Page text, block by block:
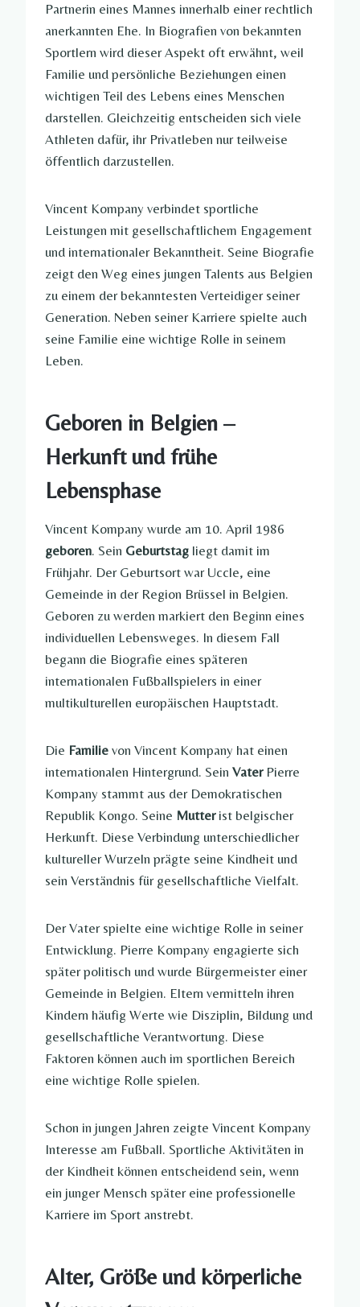
Partnerin eines Mannes innerhalb einer rechtlich
anerkannten Ehe. In Biografien von bekannten
Sportlern wird dieser Aspekt oft erwähnt, weil
Familie und persönliche Beziehungen einen
wichtigen Teil des Lebens eines Menschen
darstellen. Gleichzeitig entscheiden sich viele
Athleten dafür, ihr Privatleben nur teilweise
öffentlich darzustellen.
Vincent Kompany verbindet sportliche
Leistungen mit gesellschaftlichem Engagement
und internationaler Bekanntheit. Seine Biografie
zeigt den Weg eines jungen Talents aus Belgien
zu einem der bekanntesten Verteidiger seiner
Generation. Neben seiner Karriere spielte auch
seine Familie eine wichtige Rolle in seinem
Leben.
Geboren in Belgien –
Herkunft und frühe
Lebensphase
Vincent Kompany wurde am 10. April 1986
geboren. Sein Geburtstag liegt damit im
Frühjahr. Der Geburtsort war Uccle, eine
Gemeinde in der Region Brüssel in Belgien.
Geboren zu werden markiert den Beginn eines
individuellen Lebensweges. In diesem Fall
begann die Biografie eines späteren
internationalen Fußballspielers in einer
multikulturellen europäischen Hauptstadt.
Die Familie von Vincent Kompany hat einen
internationalen Hintergrund. Sein VaterPierre
Kompany stammt aus der Demokratischen
Republik Kongo. Seine Mutterist belgischer
Herkunft. Diese Verbindung unterschiedlicher
kultureller Wurzeln prägte seine Kindheit und
sein Verständnis für gesellschaftliche Vielfalt.
Der Vater spielte eine wichtige Rolle in seiner
Entwicklung. Pierre Kompany engagierte sich
später politisch und wurde Bürgermeister einer
Gemeinde in Belgien. Eltern vermitteln ihren
Kindern häufig Werte wie Disziplin, Bildung und
gesellschaftliche Verantwortung. Diese
Faktoren können auch im sportlichen Bereich
eine wichtige Rolle spielen.
Schon in jungen Jahren zeigte Vincent Kompany
Interesse am Fußball. Sportliche Aktivitäten in
der Kindheit können entscheidend sein, wenn
ein junger Mensch später eine professionelle
Karriere im Sport anstrebt.
Alter, Größe und körperliche